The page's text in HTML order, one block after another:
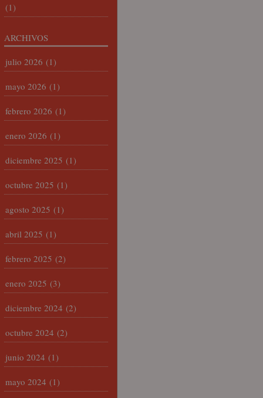
(1)
ARCHIVOS
julio 2026 (1)
mayo 2026 (1)
febrero 2026 (1)
enero 2026 (1)
diciembre 2025 (1)
octubre 2025 (1)
agosto 2025 (1)
abril 2025 (1)
febrero 2025 (2)
enero 2025 (3)
diciembre 2024 (2)
octubre 2024 (2)
junio 2024 (1)
mayo 2024 (1)